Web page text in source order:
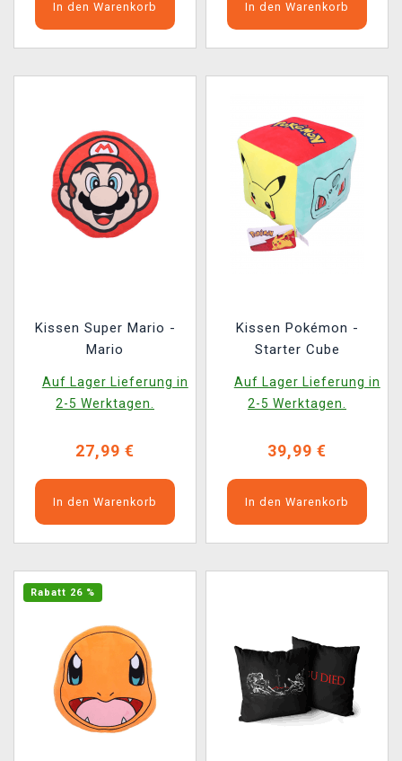
In den Warenkorb In den Warenkorb
Kissen Super Mario -
Mario
Auf Lager Lieferung in
2-5 Werktagen.
27,99 €
In den Warenkorb
Kissen Pokémon -
Starter Cube
Auf Lager Lieferung in
2-5 Werktagen.
39,99 €
In den Warenkorb
Rabatt 26 %